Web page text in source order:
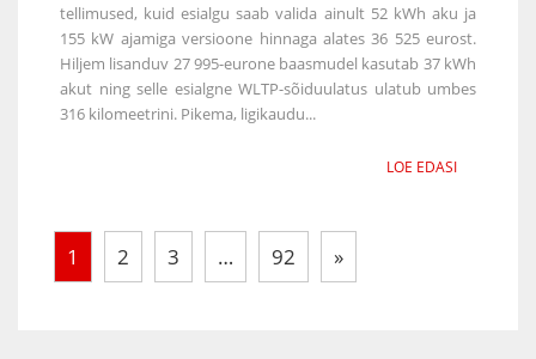
tellimused, kuid esialgu saab valida ainult 52 kWh aku ja
155 kW ajamiga versioone hinnaga alates 36 525 eurost.
Hiljem lisanduv 27 995-eurone baasmudel kasutab 37 kWh
akut ning selle esialgne WLTP-sõiduulatus ulatub umbes
316 kilomeetrini. Pikema, ligikaudu...
LOE EDASI
1 2 3 … 92 »